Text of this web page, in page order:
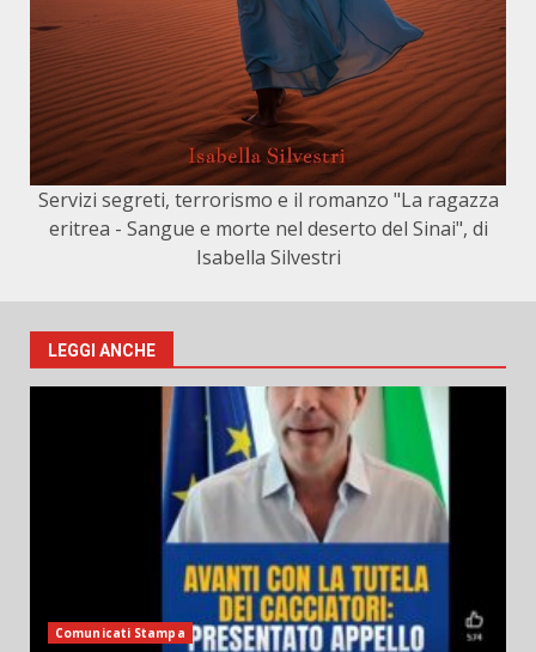
Servizi segreti, terrorismo e il romanzo "La ragazza
eritrea - Sangue e morte nel deserto del Sinai", di
Isabella Silvestri
LEGGI ANCHE
Comunicati Stampa